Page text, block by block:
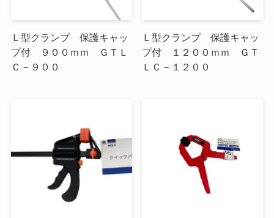
Ｌ型クランプ 保護キャッ
プ付 ９００ｍｍ ＧＴＬ
Ｃ－９００
Ｌ型クランプ 保護キャッ
プ付 １２００ｍｍ ＧＴ
ＬＣ－１２００